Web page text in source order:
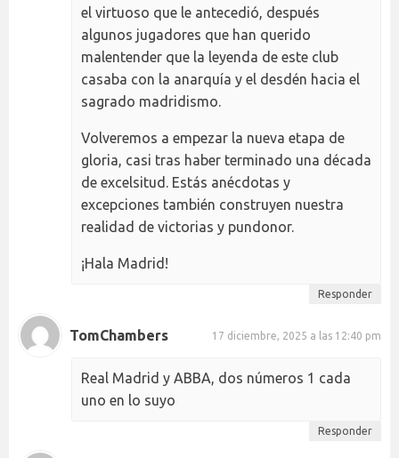
el virtuoso que le antecedió, después
algunos jugadores que han querido
malentender que la leyenda de este club
casaba con la anarquía y el desdén hacia el
sagrado madridismo.
Volveremos a empezar la nueva etapa de
gloria, casi tras haber terminado una década
de excelsitud. Estás anécdotas y
excepciones también construyen nuestra
realidad de victorias y pundonor.
¡Hala Madrid!
Responder
TomChambers 17 diciembre, 2025 a las 12:40 pm
Real Madrid y ABBA, dos números 1 cada
uno en lo suyo
Responder